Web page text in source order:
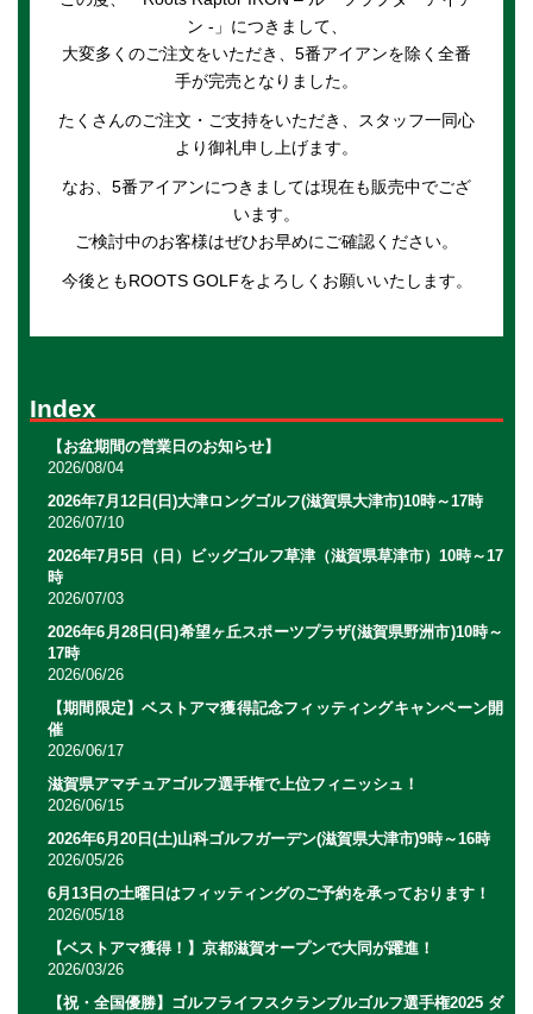
ン -」につきまして、
大変多くのご注文をいただき、5番アイアンを除く全番
手が完売となりました。
たくさんのご注文・ご支持をいただき、スタッフ一同心
より御礼申し上げます。
なお、5番アイアンにつきましては現在も販売中でござ
います。
ご検討中のお客様はぜひお早めにご確認ください。
今後ともROOTS GOLFをよろしくお願いいたします。
Index
【お盆期間の営業日のお知らせ】
2026/08/04
2026年7月12日(日)大津ロングゴルフ(滋賀県大津市)10時～17時
2026/07/10
2026年7月5日（日）ビッグゴルフ草津（滋賀県草津市）10時～17
時
2026/07/03
2026年6月28日(日)希望ヶ丘スポーツプラザ(滋賀県野洲市)10時～
17時
2026/06/26
【期間限定】ベストアマ獲得記念フィッティングキャンペーン開
催
2026/06/17
滋賀県アマチュアゴルフ選手権で上位フィニッシュ！
2026/06/15
2026年6月20日(土)山科ゴルフガーデン(滋賀県大津市)9時～16時
2026/05/26
6月13日の土曜日はフィッティングのご予約を承っております！
2026/05/18
【ベストアマ獲得！】京都滋賀オープンで大同が躍進！
2026/03/26
【祝・全国優勝】ゴルフライフスクランブルゴルフ選手権2025 ダ